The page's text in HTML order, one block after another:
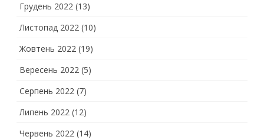
Грудень 2022 (13)
Листопад 2022 (10)
Жовтень 2022 (19)
Вересень 2022 (5)
Серпень 2022 (7)
Липень 2022 (12)
Червень 2022 (14)